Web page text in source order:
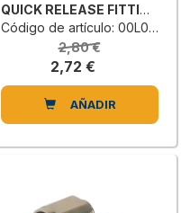
QUICK RELEASE FITTING
Código de artículo: 00L0042165A
2,80 €
2,72 €
AÑADIR